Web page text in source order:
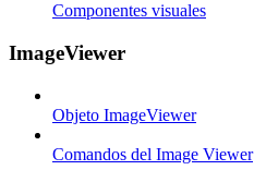
Componentes visuales
ImageViewer
Objeto ImageViewer
Comandos del Image Viewer